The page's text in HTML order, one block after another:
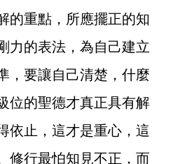
的重點，所應擺正的知
力的表法，為自己建立
，要讓自己清楚，什麼
位的聖德才真正具有解
依止，這才是重心，這
修行最怕知見不正，而